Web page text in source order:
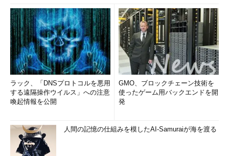
ラック、「DNSプロトコルを悪用
する遠隔操作ウイルス」への注意
喚起情報を公開
GMO、ブロックチェーン技術を
使ったゲーム用バックエンドを開
発
人間の記憶の仕組みを模したAI-Samuraiが海を渡る